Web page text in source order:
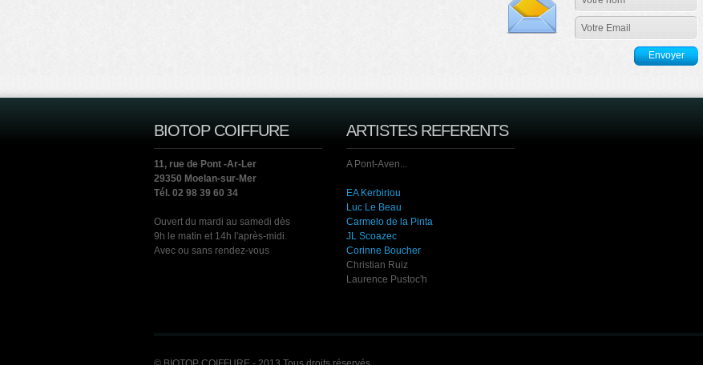
BIOTOP COIFFURE
11, rue de Pont -Ar-Ler
29350 Moelan-sur-Mer
Tél. 02 98 39 60 34
Ouvert du mardi au samedi dès
9h le matin et 14h l'après-midi.
Avec ou sans rendez-vous
ARTISTES REFERENTS
A Pont-Aven...
EA Kerbiriou
Luc Le Beau
Carmelo de la Pinta
JL Scoazec
Corinne Boucher
Christian Ruiz
Laurence Pustoc'h